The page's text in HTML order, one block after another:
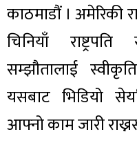
काठमाडौं । अमेरिकी
चिनियाँ
सम्झौतालाई
यसबाट भिडियो
आफ्नो काम जारी